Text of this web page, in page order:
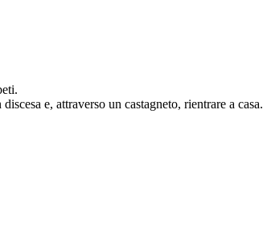
e, attraverso un castagneto, rientrare a casa.